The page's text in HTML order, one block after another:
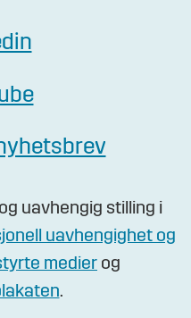
uavhengig stilling i
uavhengighet og
medier og
.